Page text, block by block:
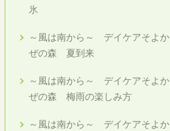
氷
～風は南から～ デイケアそよか
ぜの森 夏到来
～風は南から～ デイケアそよか
ぜの森 梅雨の楽しみ方
～風は南から～ デイケアそよか